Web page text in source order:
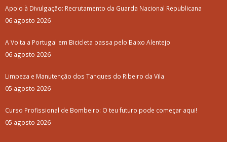
Apoio à Divulgação: Recrutamento da Guarda Nacional Republicana
06 agosto 2026
A Volta a Portugal em Bicicleta passa pelo Baixo Alentejo
06 agosto 2026
Limpeza e Manutenção dos Tanques do Ribeiro da Vila
05 agosto 2026
Curso Profissional de Bombeiro: O teu futuro pode começar aqui!
05 agosto 2026